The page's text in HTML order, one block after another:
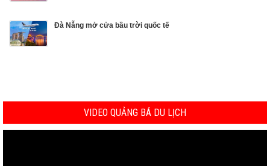
Đà Nẵng mở cửa bầu trời quốc tế
VIDEO QUẢNG BÁ DU LỊCH